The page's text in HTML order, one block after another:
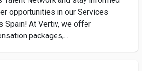
opportunities in our Services
Spain! At Vertiv, we offer
packages,...